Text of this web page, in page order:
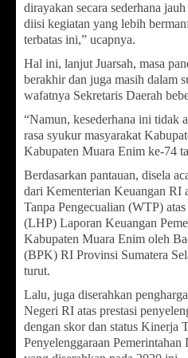
dirayakan secara sederhana
diisi kegiatan yang lebih
terbatas ini,” ucapnya.
Hal ini, lanjut Juarsah, masa
berakhir dan juga masih dalam
wafatnya Sekretaris Daerah
“Namun, kesederhana ini tidak
rasa syukur masyarakat
Kabupaten Muara Enim ke-74
Berdasarkan pantauan, disela
dari Kementerian Keuangan RI
Tanpa Pengecualian (WTP)
(LHP) Laporan Keuangan
Kabupaten Muara Enim oleh
(BPK) RI Provinsi Sumatera
turut.
Lalu, juga diserahkan
Negeri RI atas prestasi
dengan skor dan status Kinerja
Penyelenggaraan